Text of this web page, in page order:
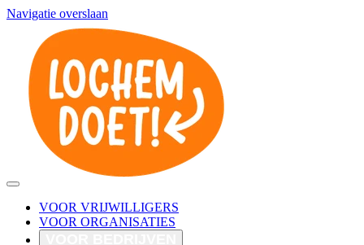
Navigatie overslaan
VOOR VRIJWILLIGERS
VOOR ORGANISATIES